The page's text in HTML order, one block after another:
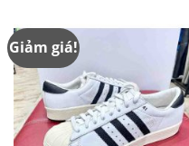
Giảm giá!